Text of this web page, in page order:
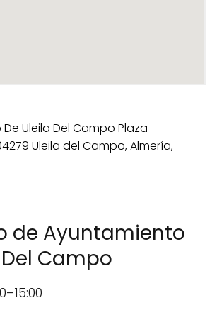
de Ayuntamiento
Campo